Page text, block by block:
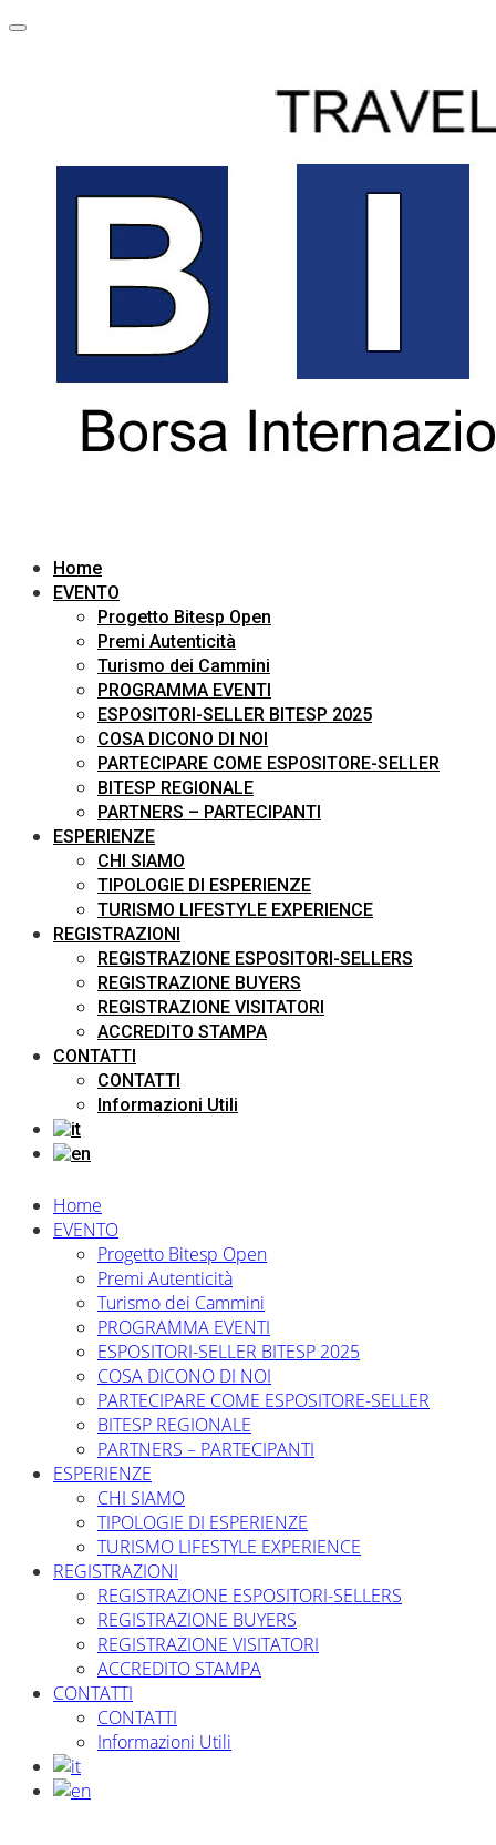
Home
EVENTO
Progetto Bitesp Open
Premi Autenticità
Turismo dei Cammini
PROGRAMMA EVENTI
ESPOSITORI-SELLER BITESP 2025
COSA DICONO DI NOI
PARTECIPARE COME ESPOSITORE-SELLER
BITESP REGIONALE
PARTNERS – PARTECIPANTI
ESPERIENZE
CHI SIAMO
TIPOLOGIE DI ESPERIENZE
TURISMO LIFESTYLE EXPERIENCE
REGISTRAZIONI
REGISTRAZIONE ESPOSITORI-SELLERS
REGISTRAZIONE BUYERS
REGISTRAZIONE VISITATORI
ACCREDITO STAMPA
CONTATTI
CONTATTI
Informazioni Utili
Home
EVENTO
Progetto Bitesp Open
Premi Autenticità
Turismo dei Cammini
PROGRAMMA EVENTI
ESPOSITORI-SELLER BITESP 2025
COSA DICONO DI NOI
PARTECIPARE COME ESPOSITORE-SELLER
BITESP REGIONALE
PARTNERS – PARTECIPANTI
ESPERIENZE
CHI SIAMO
TIPOLOGIE DI ESPERIENZE
TURISMO LIFESTYLE EXPERIENCE
REGISTRAZIONI
REGISTRAZIONE ESPOSITORI-SELLERS
REGISTRAZIONE BUYERS
REGISTRAZIONE VISITATORI
ACCREDITO STAMPA
CONTATTI
CONTATTI
Informazioni Utili